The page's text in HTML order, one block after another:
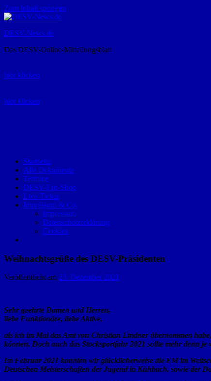
Zum Inhalt springen
DESV-News.de
Das DESV-Online-Mitteilungsblatt
hier klicken
hier klicken
Startseite
Alle Dokumente
Termine
DESV-Fan-Shop
Live-Ticker
Impressum & Co.
Impressum
Datenschutzerklärung
Cookies
Weihnachtsgrüße des DESV-Präsidenten
Veröffentlicht am 23. Dezember 2021
Sehr geehrte Damen und Herren,
liebe Funktionäre, liebe Aktive,
als ich im Mai das Amt von Christian Lindner übernommen
können. Doch auch das Stocksportjahr 2021 sollte mehr denn
Im Februar 2021 konnten wir glücklicherweise die EM im
Deutschen Meisterschaften der Jugend in Kühbach, sowie der